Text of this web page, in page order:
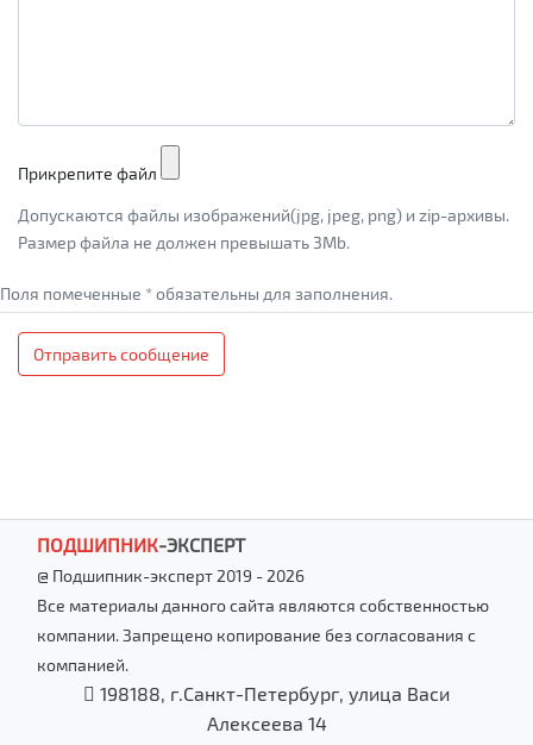
Прикрепите файл
Допускаются файлы изображений(jpg, jpeg, png) и zip-архивы.
Размер файла не должен превышать 3Mb.
Поля помеченные * обязательны для заполнения.
Отправить сообщение
ПОДШИПНИК-ЭКСПЕРТ
@ Подшипник-эксперт 2019 - 2026
Все материалы данного сайта являются собственностью
компании. Запрещено копирование без согласования с
компанией.
198188, г.Санкт-Петербург, улица Васи
Алексеева 14